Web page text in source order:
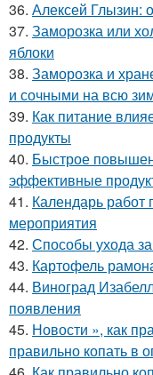
36. Алексей Глызин:
37. Заморозка или
яблоки
38. Заморозка и
и сочными на всю
39. Как питание
продукты
40. Быстрое
эффективные
41. Календарь работ
мероприятия
42. Способы ухода
43. Картофель
44. Виноград
появления
45. Новости », как
правильно копать в